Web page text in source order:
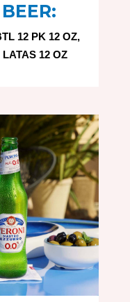
12 PK 12 OZ,
12 OZ